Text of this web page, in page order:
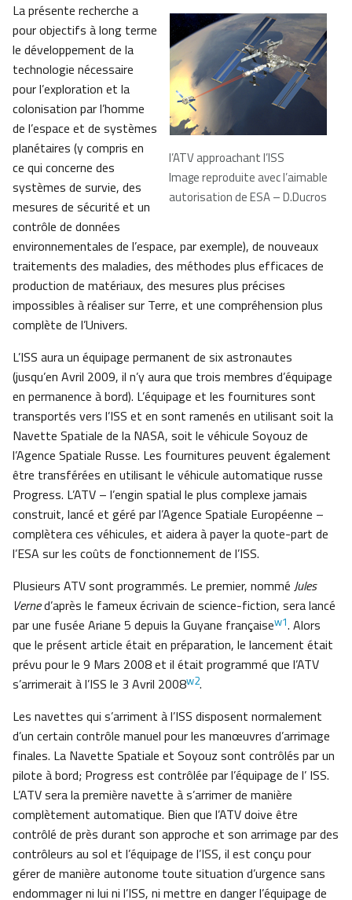
l’ATV approachant l’ISS
Image reproduite avec l’aimable
autorisation de ESA – D.Ducros
La présente recherche a
pour objectifs à long terme
le développement de la
technologie nécessaire
pour l’exploration et la
colonisation par l’homme
de l’espace et de systèmes
planétaires (y compris en
ce qui concerne des
systèmes de survie, des
mesures de sécurité et un
contrôle de données
environnementales de l’espace, par exemple), de nouveaux
traitements des maladies, des méthodes plus efficaces de
production de matériaux, des mesures plus précises
impossibles à réaliser sur Terre, et une compréhension plus
complète de l’Univers.
L’ISS aura un équipage permanent de six astronautes
(jusqu’en Avril 2009, il n’y aura que trois membres d’équipage
en permanence à bord). L’équipage et les fournitures sont
transportés vers l’ISS et en sont ramenés en utilisant soit la
Navette Spatiale de la NASA, soit le véhicule Soyouz de
l’Agence Spatiale Russe. Les fournitures peuvent également
être transférées en utilisant le véhicule automatique russe
Progress. L’ATV – l’engin spatial le plus complexe jamais
construit, lancé et géré par l’Agence Spatiale Européenne –
complètera ces véhicules, et aidera à payer la quote-part de
l’ESA sur les coûts de fonctionnement de l’ISS.
Plusieurs ATV sont programmés. Le premier, nommé Jules
Verned’après le fameux écrivain de science-fiction, sera lancé
par une fusée Ariane 5 depuis la Guyane françaisew1. Alors
que le présent article était en préparation, le lancement était
prévu pour le 9 Mars 2008 et il était programmé que l’ATV
s’arrimerait à l’ISS le 3 Avril 2008w2.
Les navettes qui s’arriment à l’ISS disposent normalement
d’un certain contrôle manuel pour les manœuvres d’arrimage
finales. La Navette Spatiale et Soyouz sont contrôlés par un
pilote à bord; Progress est contrôlée par l’équipage de l’ ISS.
L’ATV sera la première navette à s’arrimer de manière
complètement automatique. Bien que l’ATV doive être
contrôlé de près durant son approche et son arrimage par des
contrôleurs au sol et l’équipage de l’ISS, il est conçu pour
gérer de manière autonome toute situation d’urgence sans
endommager ni lui ni l’ISS, ni mettre en danger l’équipage de